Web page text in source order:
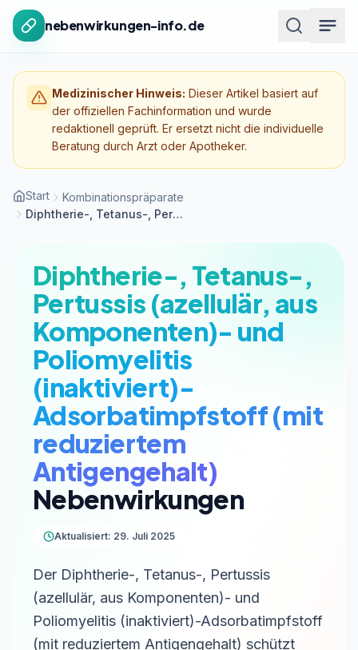
Zum Inhalt springen
nebenwirkungen-info.de
Medizinischer Hinweis: Dieser Artikel basiert auf
der offiziellen Fachinformation und wurde
redaktionell geprüft. Er ersetzt nicht die individuelle
Beratung durch Arzt oder Apotheker.
Start
Kombinationspräparate
Diphtherie-, Tetanus-, Pertussis (azellulär, aus Komponenten)- und Pol...
Diphtherie-, Tetanus-,
Pertussis (azellulär, aus
Komponenten)- und
Poliomyelitis
(inaktiviert)-
Adsorbatimpfstoff (mit
reduziertem
Antigengehalt)
Nebenwirkungen
Aktualisiert: 29. Juli 2025
Der Diphtherie-, Tetanus-, Pertussis
(azellulär, aus Komponenten)- und
Poliomyelitis (inaktiviert)-Adsorbatimpfstoff
(mit reduziertem Antigengehalt) schützt